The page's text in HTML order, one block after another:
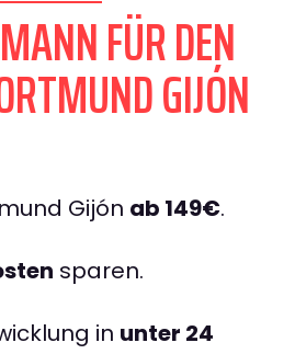
FÜR DEN
GIJÓN
Gijón ab 149€.
sparen.
in unter 24